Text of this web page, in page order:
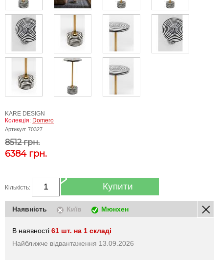
KARE DESIGN
Колекція: Domero
Артикул: 70327
8512 грн.
6384 грн.
Кількість: Купити
Наявність Київ Мюнхен
В наявності 61 шт. на 1 складі
Найближче відвантаження 13.09.2026